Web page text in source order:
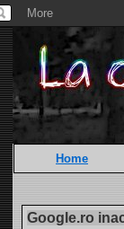
Home
Google.ro